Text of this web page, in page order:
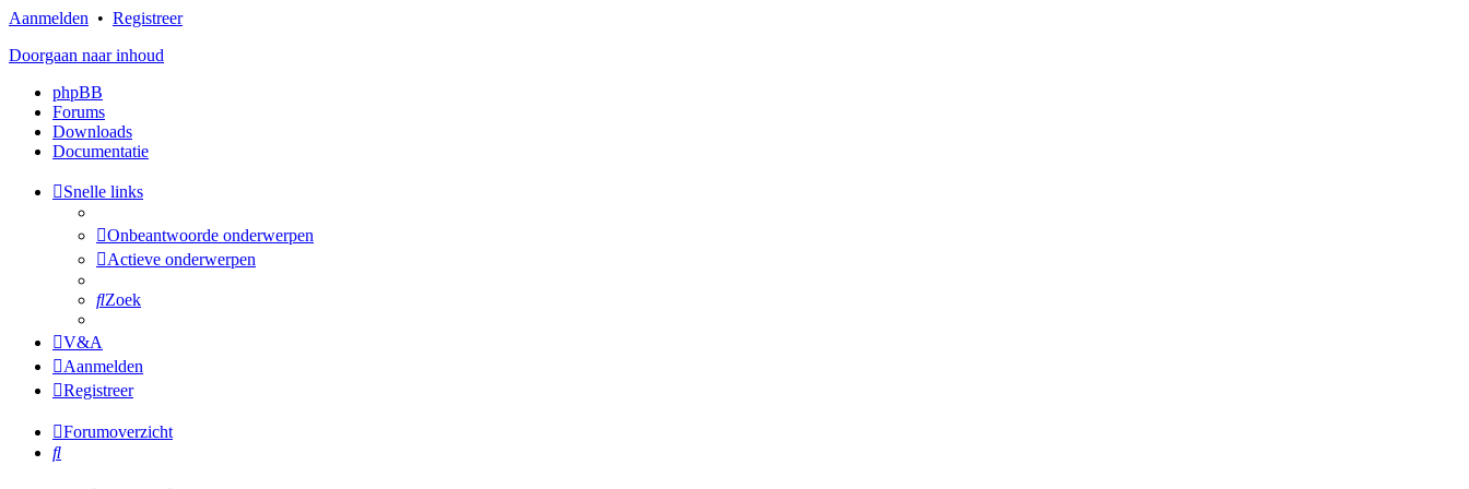
Aanmelden • Registreer
Doorgaan naar inhoud
phpBB
Forums
Downloads
Documentatie
Snelle links
Onbeantwoorde onderwerpen
Actieve onderwerpen
Zoek
V&A
Aanmelden
Registreer
Forumoverzicht
Zoek